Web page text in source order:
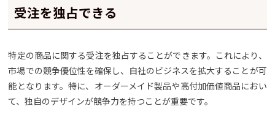
受注を独占できる
特定の商品に関する受注を独占することができます。これにより、
市場での競争優位性を確保し、自社のビジネスを拡大することが可
能となります。特に、オーダーメイド製品や高付加価値商品におい
て、独自のデザインが競争力を持つことが重要です。